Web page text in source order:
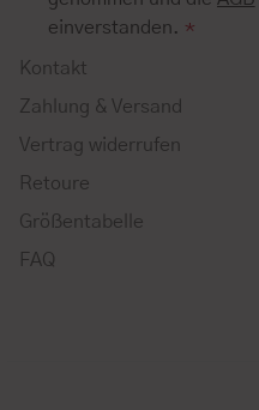
einverstanden. *
Kontakt
Zahlung & Versand
Vertrag widerrufen
Retoure
Größentabelle
FAQ